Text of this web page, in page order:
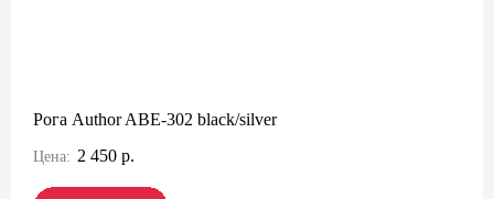
Рога Author ABE-302 black/silver
Цена: 2 450 р.